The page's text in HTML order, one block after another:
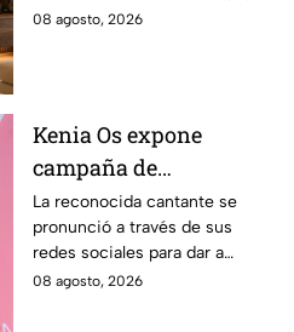
tiene más pulgadas, lo que
08 agosto, 2026
Kenia Os expone
campaña de
desprestigio en su
contra y señala qué
acciones tomará: "Voy a
defender mi trabajo"
La reconocida cantante se
pronunció a través de sus
redes sociales para dar a
conocer una campaña de la
08 agosto, 2026